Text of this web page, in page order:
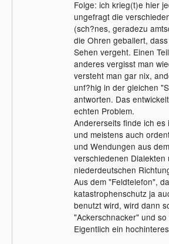
Folge: ich krieg(t)e hier
ungefragt die
(sch?nes, geradezu
die Ohren geballert,
Sehen vergeht. Einen
anderes vergisst man
versteht man gar nix,
unf?hig in der gleichen
antworten. Das
echten Problem.
Andererseits finde ich es
und meistens auch
und Wendungen aus
verschiedenen Dialekten
niederdeutschen
Aus dem "Feldtelefon",
katastrophenschutz ja
benutzt wird, wird dann
"Ackerschnacker" und so
Eigentlich ein